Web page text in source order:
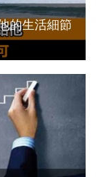
的生活細節